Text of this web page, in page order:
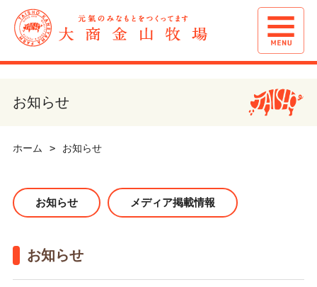
お知らせ
ホーム お知らせ
お知らせ メディア掲載情報
お知らせ